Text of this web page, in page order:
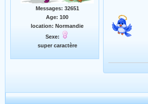
Messages: 32651
Age: 100
location: Normandie
Sexe:
super caractère